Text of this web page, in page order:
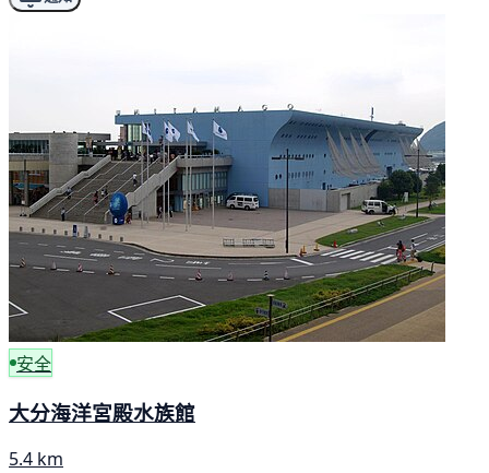
安全
大分海洋宮殿水族館
5.4 km